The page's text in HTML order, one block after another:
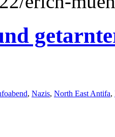
, Nazis, North East Antifa,